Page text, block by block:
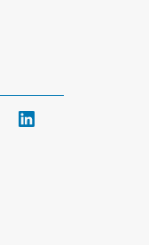
Instagram